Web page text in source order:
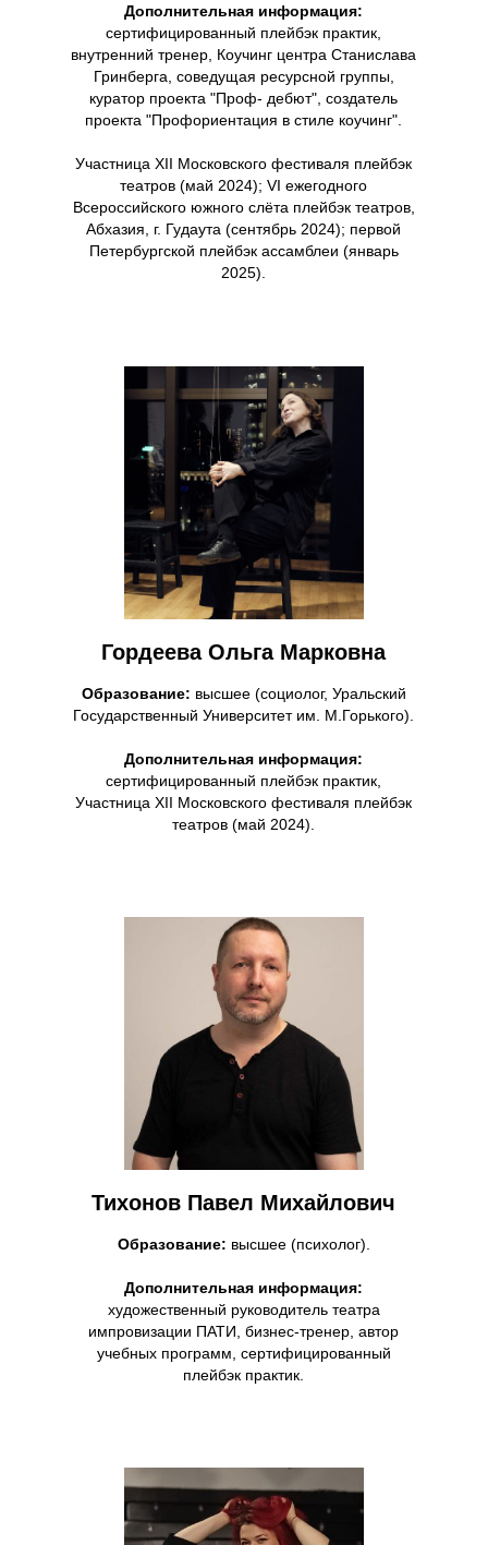
Дополнительная информация:
сертифицированный плейбэк практик,
внутренний тренер, Коучинг центра Станислава
Гринберга, соведущая ресурсной группы,
куратор проекта "Проф- дебют", создатель
проекта "Профориентация в стиле коучинг".
Участница XII Московского фестиваля плейбэк
театров (май 2024); VI ежегодного
Всероссийского южного слёта плейбэк театров,
Абхазия, г. Гудаута (сентябрь 2024); первой
Петербургской плейбэк ассамблеи (январь
2025).
Гордеева Ольга Марковна
Образование: высшее (социолог, Уральский
Государственный Университет им. М.Горького).
Дополнительная информация:
сертифицированный плейбэк практик,
Участница XII Московского фестиваля плейбэк
театров (май 2024).
Тихонов Павел Михайлович
Образование: высшее (психолог).
Дополнительная информация:
художественный руководитель театра
импровизации ПАТИ, бизнес-тренер, автор
учебных программ, сертифицированный
плейбэк практик.